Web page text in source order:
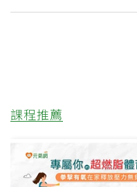
課程推薦